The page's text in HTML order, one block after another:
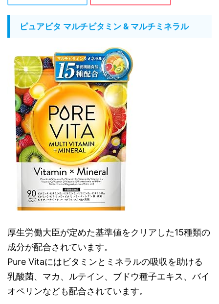
ピュアビタ マルチビタミン & マルチミネラル
厚生労働大臣が定めた基準値をクリアした15種類の
成分が配合されています。
Pure Vitaにはビタミンとミネラルの吸収を助ける
乳酸菌、マカ、ルテイン、ブドウ種子エキス、バイ
オペリンなども配合されています。